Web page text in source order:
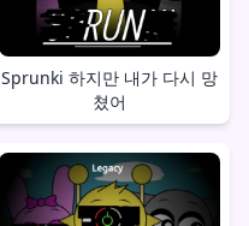
Sprunki 하지만 내가 다시 망
쳤어